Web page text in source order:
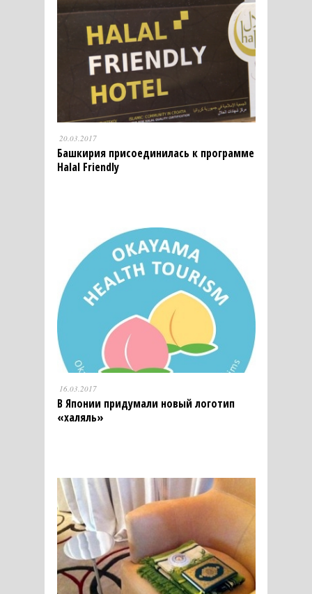
20.03.2017
Башкирия присоединилась к программе
Halal Friendly
16.03.2017
В Японии придумали новый логотип
«халяль»